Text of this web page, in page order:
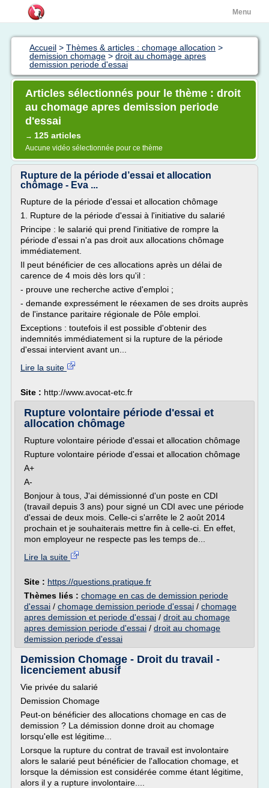
Menu
Accueil > Thèmes & articles : chomage allocation >
demission chomage > droit au chomage apres
demission periode d'essai
Articles sélectionnés pour le thème : droit
au chomage apres demission periode
d'essai
→ 125 articles
Aucune vidéo sélectionnée pour ce thème
Rupture de la période d’essai et allocation
chômage - Eva ...
Rupture de la période d'essai et allocation chômage
1. Rupture de la période d'essai à l'initiative du salarié
Principe : le salarié qui prend l'initiative de rompre la
période d'essai n'a pas droit aux allocations chômage
immédiatement.
Il peut bénéficier de ces allocations après un délai de
carence de 4 mois dès lors qu'il :
- prouve une recherche active d'emploi ;
- demande expressément le réexamen de ses droits auprès
de l'instance paritaire régionale de Pôle emploi.
Exceptions : toutefois il est possible d'obtenir des
indemnités immédiatement si la rupture de la période
d'essai intervient avant un...
Lire la suite
Site : http://www.avocat-etc.fr
Rupture volontaire période d'essai et
allocation chômage
Rupture volontaire période d'essai et allocation chômage
Rupture volontaire période d'essai et allocation chômage
A+
A-
Bonjour à tous, J'ai démissionné d'un poste en CDI
(travail depuis 3 ans) pour signé un CDI avec une période
d'essai de deux mois. Celle-ci s'arrête le 2 août 2014
prochain et je souhaiterais mettre fin à celle-ci. En effet,
mon employeur ne respecte pas les temps de...
Lire la suite
Site : https://questions.pratique.fr
Thèmes liés : chomage en cas de demission periode
d'essai / chomage demission periode d'essai / chomage
apres demission et periode d'essai / droit au chomage
apres demission periode d'essai / droit au chomage
demission periode d'essai
Demission Chomage - Droit du travail -
licenciement abusif
Vie privée du salarié
Demission Chomage
Peut-on bénéficier des allocations chomage en cas de
demission ? La démission donne droit au chomage
lorsqu'elle est légitime...
Lorsque la rupture du contrat de travail est involontaire
alors le salarié peut bénéficier de l'allocation chomage, et
lorsque la démission est considérée comme étant légitime,
alors il y a rupture involontaire....